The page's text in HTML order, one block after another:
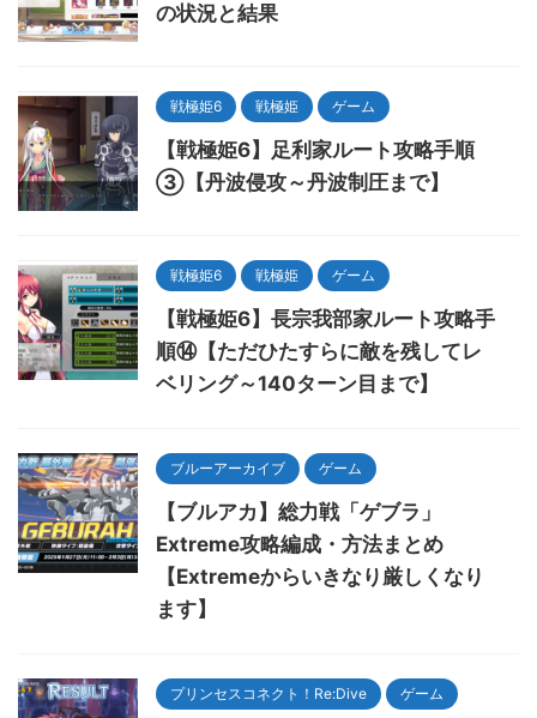
の状況と結果
戦極姫6 戦極姫 ゲーム
【戦極姫6】足利家ルート攻略手順
③【丹波侵攻～丹波制圧まで】
戦極姫6 戦極姫 ゲーム
【戦極姫6】長宗我部家ルート攻略手
順⑭【ただひたすらに敵を残してレ
ベリング～140ターン目まで】
ブルーアーカイブ ゲーム
【ブルアカ】総力戦「ゲブラ」
Extreme攻略編成・方法まとめ
【Extremeからいきなり厳しくなり
ます】
プリンセスコネクト！Re:Dive ゲーム